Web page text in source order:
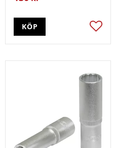
KÖP